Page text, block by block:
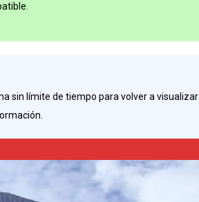
sin límite de tiempo para volver a visualizar